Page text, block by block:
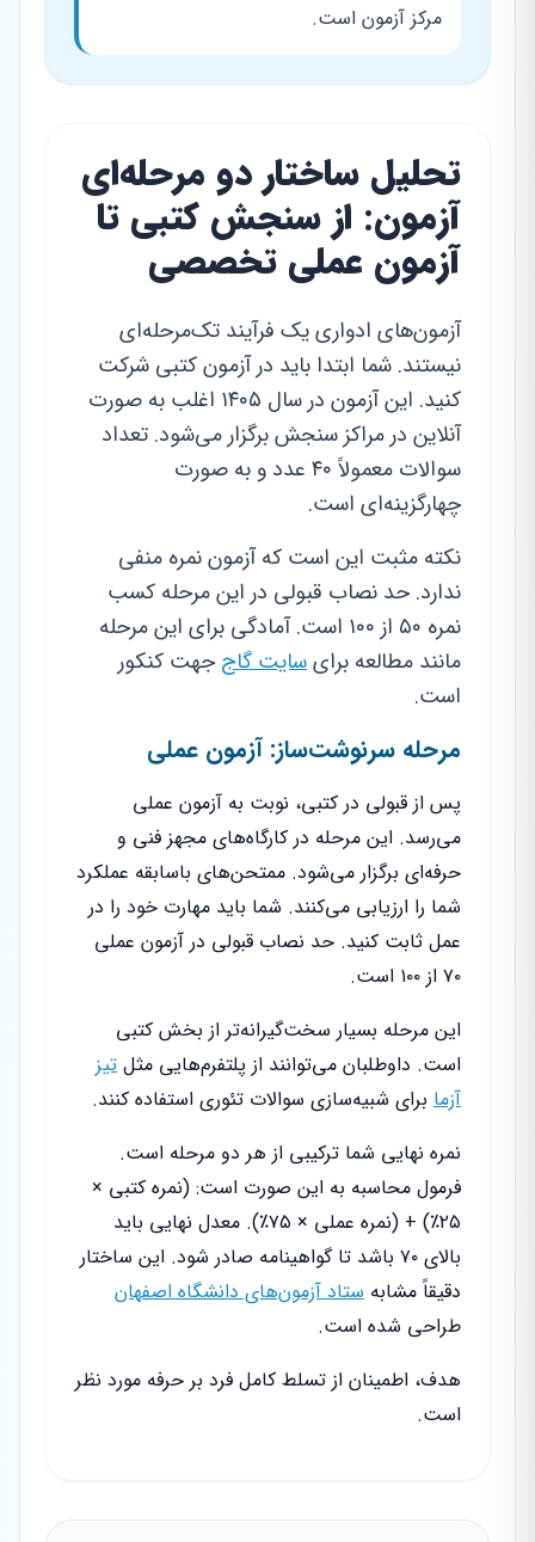
مرکز آزمون است.
تحلیل ساختار دو مرحله‌ای
آزمون: از سنجش کتبی تا
آزمون عملی تخصصی
آزمون‌های ادواری یک فرآیند تک‌مرحله‌ای
نیستند. شما ابتدا باید در آزمون کتبی شرکت
کنید. این آزمون در سال ۱۴۰۵ اغلب به صورت
آنلاین در مراکز سنجش برگزار می‌شود. تعداد
سوالات معمولاً ۴۰ عدد و به صورت
چهارگزینه‌ای است.
نکته مثبت این است که آزمون نمره منفی
ندارد. حد نصاب قبولی در این مرحله کسب
نمره ۵۰ از ۱۰۰ است. آمادگی برای این مرحله
مانند مطالعه برایسایت گاججهت کنکور
است.
مرحله سرنوشت‌ساز: آزمون عملی
پس از قبولی در کتبی، نوبت به آزمون عملی
می‌رسد. این مرحله در کارگاه‌های مجهز فنی و
حرفه‌ای برگزار می‌شود. ممتحن‌های باسابقه عملکرد
شما را ارزیابی می‌کنند. شما باید مهارت خود را در
عمل ثابت کنید. حد نصاب قبولی در آزمون عملی
۷۰ از ۱۰۰ است.
این مرحله بسیار سخت‌گیرانه‌تر از بخش کتبی
است. داوطلبان می‌توانند از پلتفرم‌هایی مثل تیز
آزما برای شبیه‌سازی سوالات تئوری استفاده کنند.
نمره نهایی شما ترکیبی از هر دو مرحله است.
فرمول محاسبه به این صورت است: (نمره کتبی ×
۲۵٪) + (نمره عملی × ۷۵٪). معدل نهایی باید
بالای ۷۰ باشد تا گواهینامه صادر شود. این ساختار
دقیقاً مشابه ستاد آزمون‌های دانشگاه اصفهان
طراحی شده است.
هدف، اطمینان از تسلط کامل فرد بر حرفه مورد نظر
است.